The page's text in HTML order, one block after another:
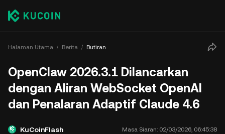
Halaman Utama Berita Butiran
OpenClaw 2026.3.1 Dilancarkan
dengan Aliran WebSocket OpenAI
dan Penalaran Adaptif Claude 4.6
KuCoinFlash Masa Siaran: 02/03/2026, 06:45:38